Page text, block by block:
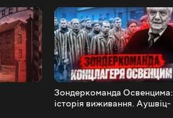
Зондеркоманда Освенцима:
історія виживання. Аушвіц-